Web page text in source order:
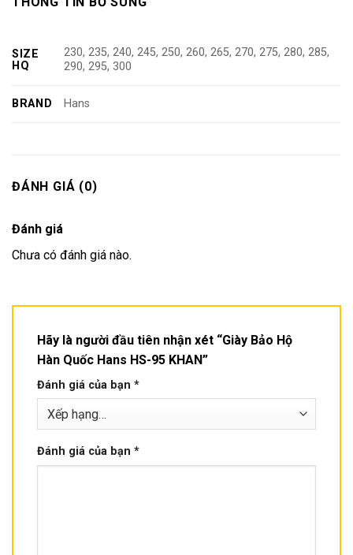
SIZE
HQ
230, 235, 240, 245, 250, 260, 265, 270, 275, 280, 285,
290, 295, 300
BRAND Hans
ĐÁNH GIÁ (0)
Đánh giá
Chưa có đánh giá nào.
Hãy là người đầu tiên nhận xét “Giày Bảo Hộ
Hàn Quốc Hans HS-95 KHAN”
Đánh giá của bạn *
Đánh giá của bạn *